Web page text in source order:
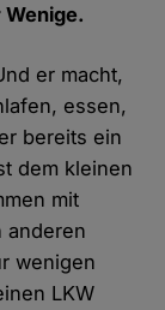
er macht,
essen,
bereits ein
dem kleinen
mit
anderen
wenigen
LKW